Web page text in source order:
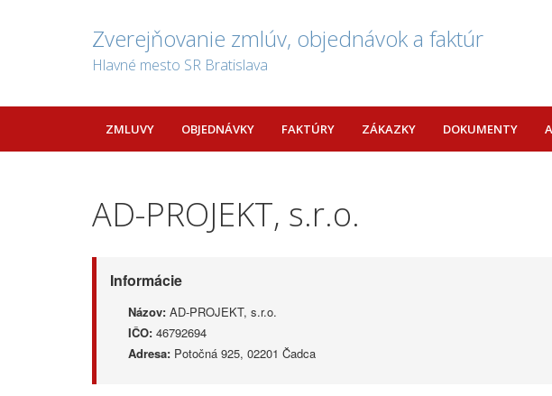
Zverejňovanie zmlúv, objednávok a faktúr
Hlavné mesto SR Bratislava
ZMLUVY OBJEDNÁVKY FAKTÚRY ZÁKAZKY DOKUMENTY
AD-PROJEKT, s.r.o.
Informácie
Názov: AD-PROJEKT, s.r.o.
IČO: 46792694
Adresa: Potočná 925, 02201 Čadca